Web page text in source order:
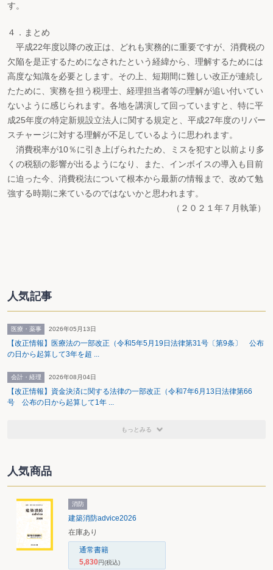
す。
４．まとめ
平成22年度以降の改正は、どれも実務的に重要ですが、消費税の
欠陥を是正するためになされたという経緯から、理解するためには
高度な知識を必要とします。その上、短期間に難しい改正が連続し
たために、実務を担う税理士、経理担当者等の理解が追い付いてい
ないように感じられます。各地を講演して回っていますと、特に平
成25年度の特定新規設立法人に関する規定と、平成27年度のリバー
スチャージに対する理解が不足しているように思われます。
消費税率が10％に引き上げられたため、ミスを犯すと以前より多
くの税額の影響が出るようになり、また、インボイスの導入も目前
に迫った今、消費税法について根本から最新の情報まで、改めて勉
強する時期に来ているのではないかと思われます。
（２０２１年７月執筆）
人気記事
医療・薬事 2026年05月13日
【改正情報】医療法の一部改正（令和5年5月19日法律第31号〔第9条〕 公布
の日から起算して3年を超 ...
会計・経理 2026年08月04日
【改正情報】資金決済に関する法律の一部改正（令和7年6月13日法律第66
号 公布の日から起算して1年 ...
もっとみる
人気商品
消防
建築消防advice2026
在庫あり
通常書籍
5,830円(税込)